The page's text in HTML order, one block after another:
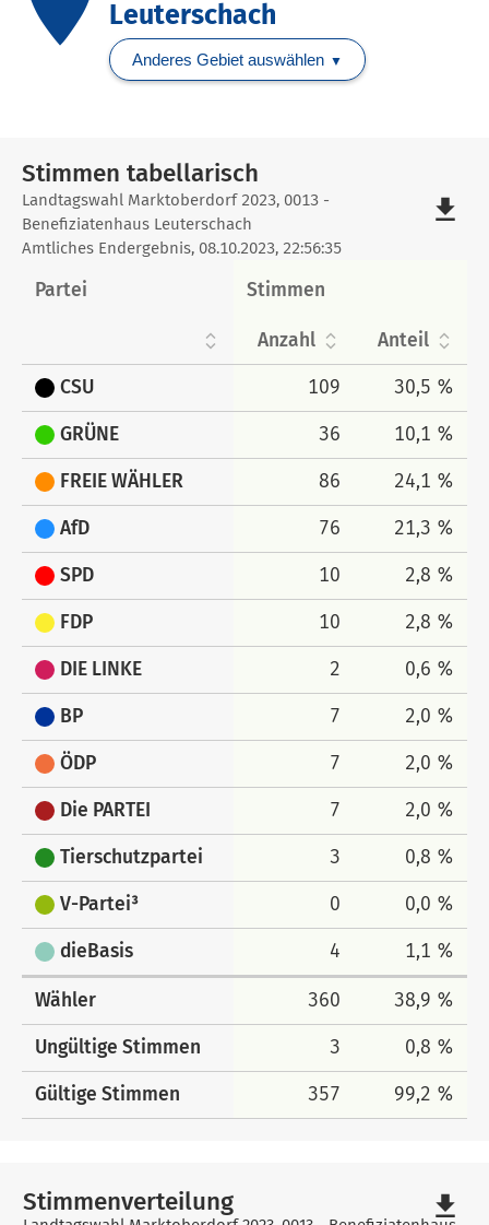
Leuterschach
Anderes Gebiet auswählen
Stimmen tabellarisch
Stimmen
tabellarisch
Landtagswahl Marktoberdorf 2023, 0013 -
Benefiziatenhaus Leuterschach
Amtliches Endergebnis, 08.10.2023, 22:56:35
file_download
Partei Stimmen
Anzahl Anteil
CSU 109 30,5 %
GRÜNE 36 10,1 %
FREIE WÄHLER 86 24,1 %
AfD 76 21,3 %
SPD 10 2,8 %
FDP 10 2,8 %
DIE LINKE 2 0,6 %
BP 7 2,0 %
ÖDP 7 2,0 %
Die PARTEI 7 2,0 %
Tierschutzpartei 3 0,8 %
V-Partei³ 0 0,0 %
dieBasis 4 1,1 %
Wähler 360 38,9 %
Ungültige Stimmen 3 0,8 %
Gültige Stimmen 357 99,2 %
Stimmenverteilung file_download